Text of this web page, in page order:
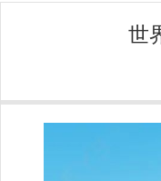
世